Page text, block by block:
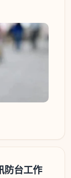
防台工作